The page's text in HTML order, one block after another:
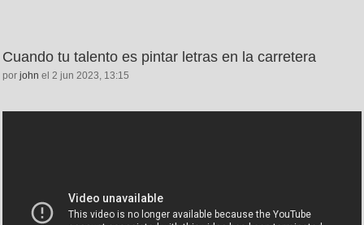
Cuando tu talento es pintar letras en la carretera
por john el 2 jun 2023, 13:15